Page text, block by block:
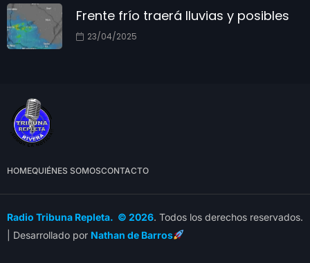
Frente frío traerá lluvias y posibles
23/04/2025
HOMEQUIÉNES SOMOSCONTACTO
Radio Tribuna Repleta. © 2026. Todos los derechos reservados.
| Desarrollado por Nathan de Barros